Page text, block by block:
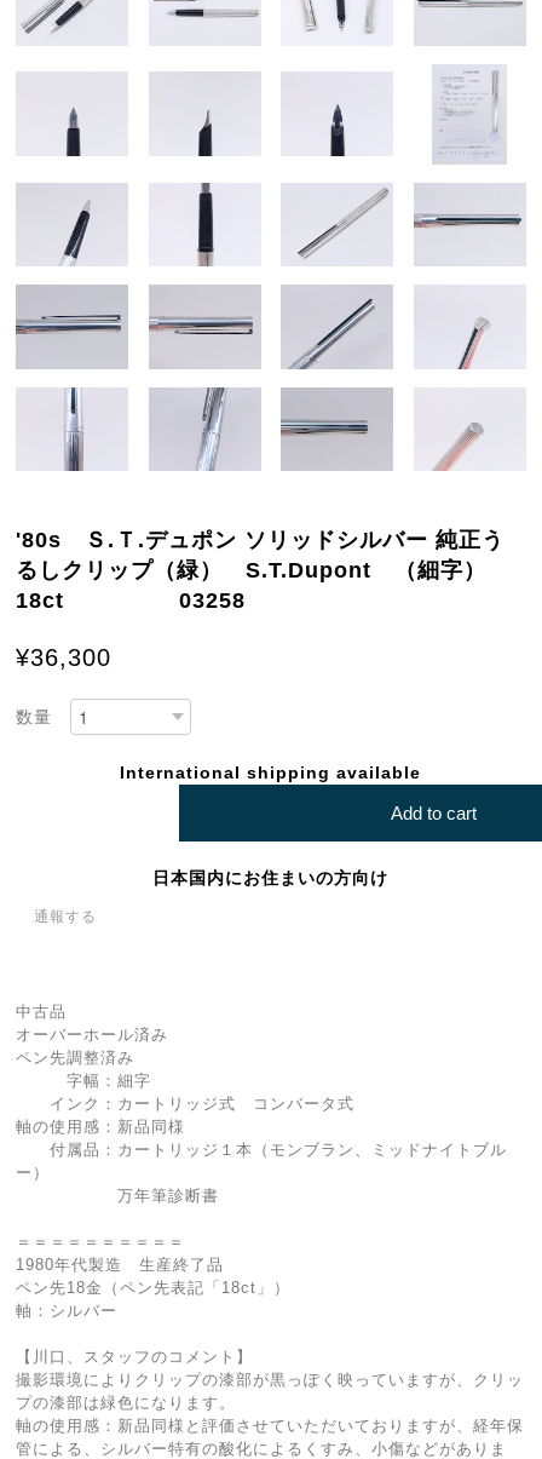
'80s Ｓ.Ｔ.デュポン ソリッドシルバー 純正う
るしクリップ（緑） S.T.Dupont （細字）
18ct 03258
¥36,300
数量
International shipping available
Add to cart
日本国内にお住まいの方向け
通報する
中古品
オーバーホール済み
ペン先調整済み
字幅：細字
インク：カートリッジ式 コンバータ式
軸の使用感：新品同様
付属品：カートリッジ１本（モンブラン、ミッドナイトブル
ー）
万年筆診断書
＝＝＝＝＝＝＝＝＝＝
1980年代製造 生産終了品
ペン先18金（ペン先表記「18ct」）
軸：シルバー
【川口、スタッフのコメント】
撮影環境によりクリップの漆部が黒っぽく映っていますが、クリッ
プの漆部は緑色になります。
軸の使用感：新品同様と評価させていただいておりますが、経年保
管による、シルバー特有の酸化によるくすみ、小傷などがありま